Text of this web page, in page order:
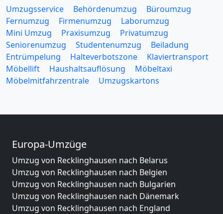
Umzugsservice Behördenumzug
Büroumzug
Fernumzug
Firmenumzug
Laborumzug
Mini Umzug
Praxisumzug
Privatumzug
Seniorenumzug
Studentenumzug
Beiladung
Entrümpelung
Halteverbotszone
Klaviertransport
Möbellift
Haushaltsauflösung
Möbeltaxi
Möbelmitfahrzentrale
Umzugskartons
Europa-Umzüge
Umzug von Recklinghausen nach Belarus
Umzug von Recklinghausen nach Belgien
Umzug von Recklinghausen nach Bulgarien
Umzug von Recklinghausen nach Dänemark
Umzug von Recklinghausen nach England